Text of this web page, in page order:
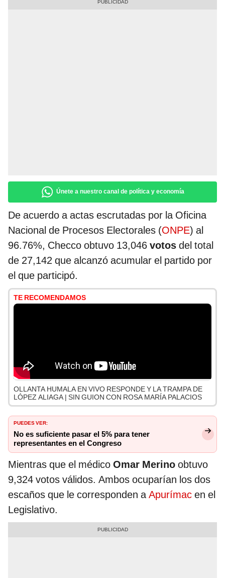
Únete a nuestro canal de política y economía
De acuerdo a actas escrutadas por la Oficina
Nacional de Procesos Electorales (ONPE) al
96.76%, Checco obtuvo 13,046 votos del total
de 27,142 que alcanzó acumular el partido por
el que participó.
TE RECOMENDAMOS
OLLANTA HUMALA EN VIVO RESPONDE Y LA TRAMPA DE
LÓPEZ ALIAGA | SIN GUION CON ROSA MARÍA PALACIOS
PUEDES VER:
No es suficiente pasar el 5% para tener
representantes en el Congreso
Mientras que el médico Omar Merino obtuvo
9,324 votos válidos. Ambos ocuparían los dos
escaños que le corresponden aApurímac en el
Legislativo.